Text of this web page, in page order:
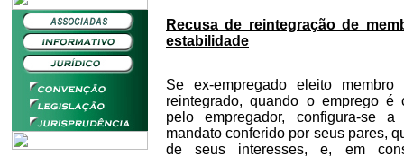
Recusa de reintegração de
estabilidade
Se ex-empregado eleito
reintegrado, quando o emprego é
pelo empregador, configura-se
mandato conferido por seus pares,
de seus interesses, e, em